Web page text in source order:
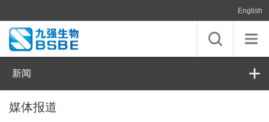
English
新闻
媒体报道